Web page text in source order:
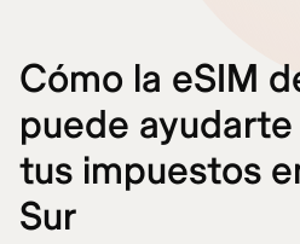
Cómo la eSIM
puede
tus impuestos
Sur